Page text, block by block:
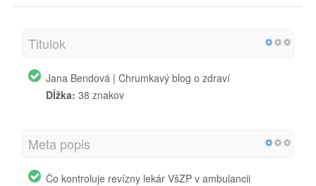
Titulok
Jana Bendová | Chrumkavý blog o zdraví
Dĺžka: 38 znakov
Meta popis
Čo kontroluje revízny lekár VšZP v ambulancii